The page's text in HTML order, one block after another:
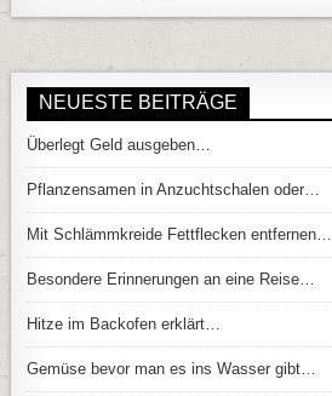
NEUESTE BEITRÄGE
Überlegt Geld ausgeben…
Pflanzensamen in Anzuchtschalen oder…
Mit Schlämmkreide Fettflecken entfernen…
Besondere Erinnerungen an eine Reise…
Hitze im Backofen erklärt…
Gemüse bevor man es ins Wasser gibt…